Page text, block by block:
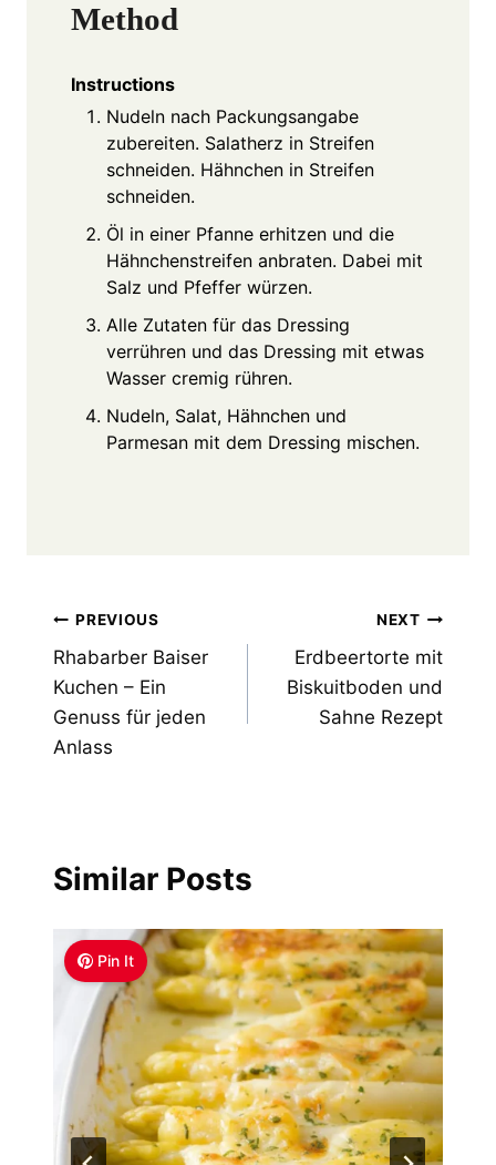
Method
Instructions
Nudeln nach Packungsangabe
zubereiten. Salatherz in Streifen
schneiden. Hähnchen in Streifen
schneiden.
Öl in einer Pfanne erhitzen und die
Hähnchenstreifen anbraten. Dabei mit
Salz und Pfeffer würzen.
Alle Zutaten für das Dressing
verrühren und das Dressing mit etwas
Wasser cremig rühren.
Nudeln, Salat, Hähnchen und
Parmesan mit dem Dressing mischen.
Post
navigation
PREVIOUS
Rhabarber Baiser
Kuchen – Ein
Genuss für jeden
Anlass
NEXT
Erdbeertorte mit
Biskuitboden und
Sahne Rezept
Similar Posts
Pin It